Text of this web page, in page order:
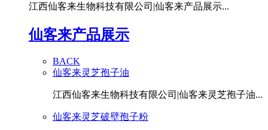
江西仙客来生物科技有限公司|仙客来产品展示...
仙客来产品展示
BACK
仙客来灵芝孢子油
江西仙客来生物科技有限公司|仙客来灵芝孢子油...
仙客来灵芝破壁孢子粉